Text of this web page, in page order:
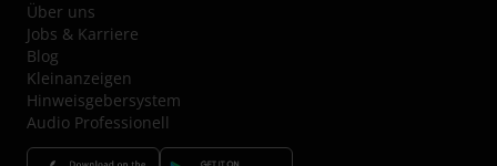
Über uns
Jobs & Karriere
Blog
Kleinanzeigen
Hinweisgebersystem
Audio Professionell